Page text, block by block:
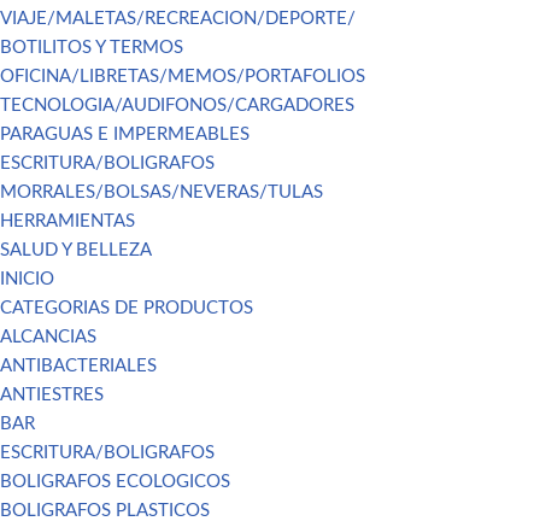
VIAJE/MALETAS/RECREACION/DEPORTE/
BOTILITOS Y TERMOS
OFICINA/LIBRETAS/MEMOS/PORTAFOLIOS
TECNOLOGIA/AUDIFONOS/CARGADORES
PARAGUAS E IMPERMEABLES
ESCRITURA/BOLIGRAFOS
MORRALES/BOLSAS/NEVERAS/TULAS
HERRAMIENTAS
SALUD Y BELLEZA
INICIO
CATEGORIAS DE PRODUCTOS
ALCANCIAS
ANTIBACTERIALES
ANTIESTRES
BAR
ESCRITURA/BOLIGRAFOS
BOLIGRAFOS ECOLOGICOS
BOLIGRAFOS PLASTICOS